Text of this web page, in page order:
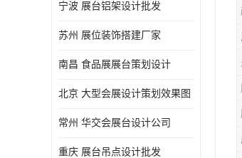
宁波 展台铝架设计批发
苏州 展位装饰搭建厂家
南昌 食品展展台策划设计
北京 大型会展设计策划效果图
常州 华交会展台设计公司
重庆 展台吊点设计批发